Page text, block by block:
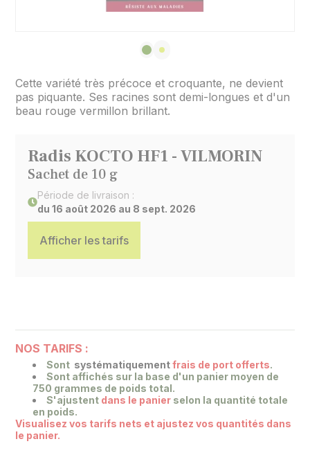
Cette variété très précoce et croquante, ne devient
pas piquante. Ses racines sont demi-longues et d'un
beau rouge vermillon brillant.
Radis KOCTO HF1 - VILMORIN
Sachet de 10 g
Période de livraison :
du 16 août 2026 au 8 sept. 2026
Afficher les tarifs
NOS TARIFS :
Sont systématiquementfrais de port offerts.
Sont affichés sur la base d'un panier moyen de
750 grammes de poids total.
S'ajustent dans le panier selon la quantité totale
en poids.
Visualisez vos tarifs nets et ajustez vos quantités dans
le panier.